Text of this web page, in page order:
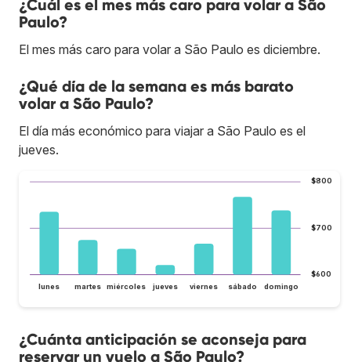
¿Cuál es el mes más caro para volar a São
Paulo?
El mes más caro para volar a São Paulo es diciembre.
¿Qué día de la semana es más barato
volar a São Paulo?
El día más económico para viajar a São Paulo es el
jueves.
$600
$700
$800
lunes martes miércoles jueves viernes sábado domingo
¿Cuánta anticipación se aconseja para
reservar un vuelo a São Paulo?